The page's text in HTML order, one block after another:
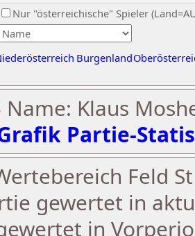
Nur "österreichische" Spieler
Burgenland
Name: Klaus
Partie-
Feld
gewertet in
in